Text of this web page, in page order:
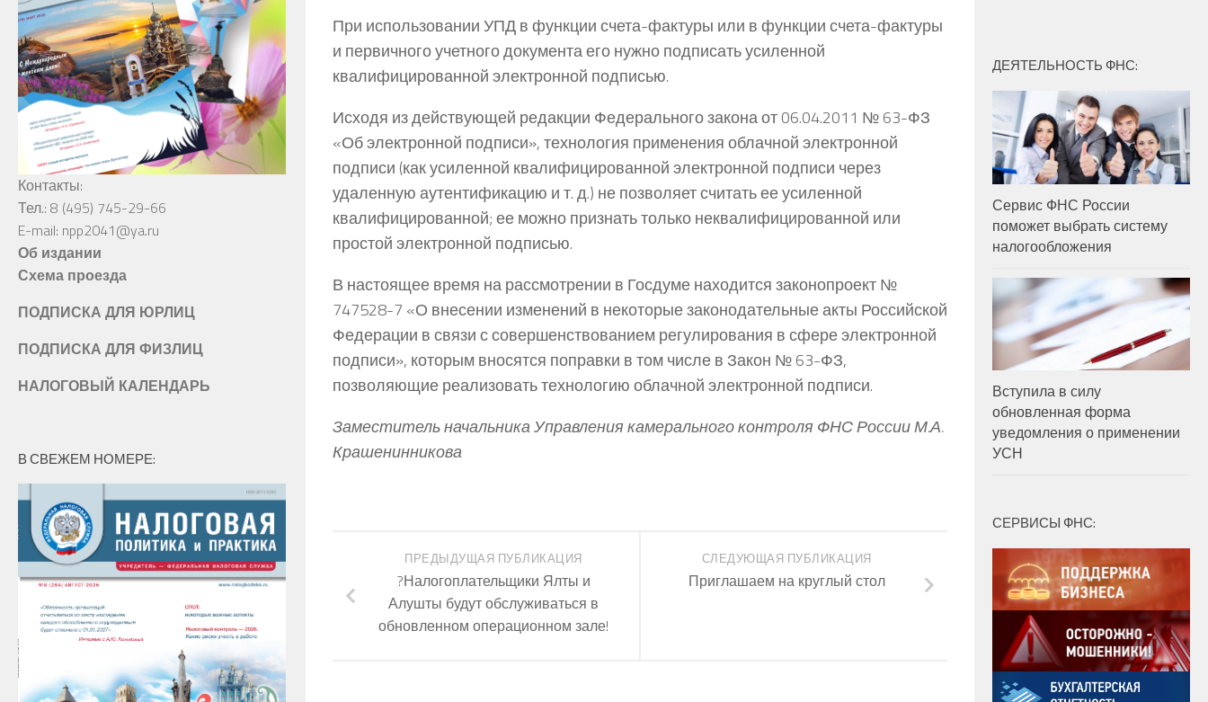
При использовании УПД в функции счета-фактуры или в функции счета-фактуры
и первичного учетного документа его нужно подписать усиленной
квалифицированной электронной подписью.
Исходя из действующей редакции Федерального закона от 06.04.2011 № 63-ФЗ
«Об электронной подписи», технология применения облачной электронной
подписи (как усиленной квалифицированной электронной подписи через
удаленную аутентификацию и т. д.) не позволяет считать ее усиленной
квалифицированной; ее можно признать только неквалифицированной или
простой электронной подписью.
В настоящее время на рассмотрении в Госдуме находится законопроект №
747528-7 «О внесении изменений в некоторые законодательные акты Российской
Федерации в связи с совершенствованием регулирования в сфере электронной
подписи», которым вносятся поправки в том числе в Закон № 63-ФЗ,
позволяющие реализовать технологию облачной электронной подписи.
Заместитель начальника Управления камерального контроля ФНС России М.А.
Крашенинникова
СЛЕДУЮЩАЯ ПУБЛИКАЦИЯ
Приглашаем на круглый стол
ПРЕДЫДУЩАЯ ПУБЛИКАЦИЯ
?Налогоплательщики Ялты и
Алушты будут обслуживаться в
обновленном операционном зале!
Контакты:
Тел.: 8 (495) 745-29-66
E-mail: npp2041@ya.ru
Об издании
Схема проезда
ПОДПИСКА ДЛЯ ЮРЛИЦ
ПОДПИСКА ДЛЯ ФИЗЛИЦ
НАЛОГОВЫЙ КАЛЕНДАРЬ
В СВЕЖЕМ НОМЕРЕ:
ДЕЯТЕЛЬНОСТЬ ФНС:
Сервис ФНС России
поможет выбрать систему
налогообложения
Вступила в силу
обновленная форма
уведомления о применении
УСН
СЕРВИСЫ ФНС: